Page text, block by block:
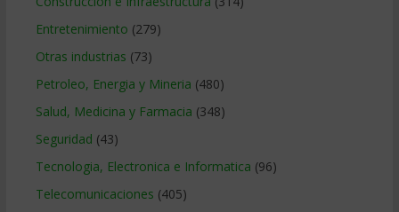
Entretenimiento (279)
Otras industrias (73)
Petroleo, Energia y Mineria (480)
Salud, Medicina y Farmacia (348)
Seguridad (43)
Tecnologia, Electronica e Informatica (96)
Telecomunicaciones (405)